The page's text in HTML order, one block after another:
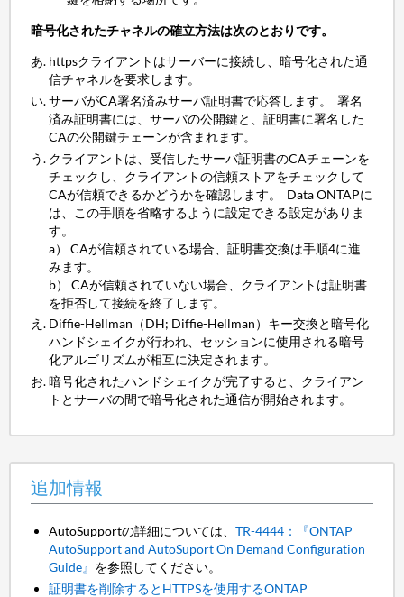
暗号化されたチャネルの確立方法は次のとおりです。
httpsクライアントはサーバーに接続し、暗号化された通
信チャネルを要求します。
サーバがCA署名済みサーバ証明書で応答します。 署名
済み証明書には、サーバの公開鍵と、証明書に署名した
CAの公開鍵チェーンが含まれます。
クライアントは、受信したサーバ証明書のCAチェーンを
チェックし、クライアントの信頼ストアをチェックして
CAが信頼できるかどうかを確認します。 Data ONTAPに
は、この手順を省略するように設定できる設定がありま
す。
a） CAが信頼されている場合、証明書交換は手順4に進
みます。
b） CAが信頼されていない場合、クライアントは証明書
を拒否して接続を終了します。
Diffie-Hellman（DH; Diffie-Hellman）キー交換と暗号化
ハンドシェイクが行われ、セッションに使用される暗号
化アルゴリズムが相互に決定されます。
暗号化されたハンドシェイクが完了すると、クライアン
トとサーバの間で暗号化された通信が開始されます。
追加情報
AutoSupportの詳細については、TR-4444：『ONTAP
AutoSupport and AutoSuport On Demand Configuration
Guide』 を参照してください。
証明書を削除するとHTTPSを使用するONTAP